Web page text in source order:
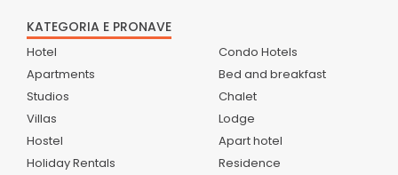
KATEGORIA E PRONAVE
Hotel
Apartments
Studios
Villas
Hostel
Holiday Rentals
Condo Hotels
Bed and breakfast
Chalet
Lodge
Apart hotel
Residence